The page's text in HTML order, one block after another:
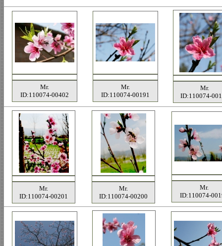
Mr.
ID:110074-00402
Mr.
ID:110074-00191
Mr.
ID:110074-
Mr.
ID:110074-00201
Mr.
ID:110074-00200
Mr.
ID:110074-